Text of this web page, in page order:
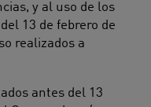
y al uso de los
13 de febrero de
realizados a
antes del 13